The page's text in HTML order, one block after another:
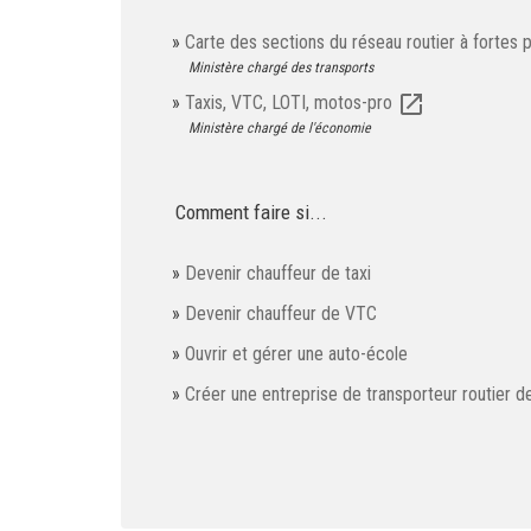
Carte des sections du réseau routier à fortes
Ministère chargé des transports
Taxis, VTC, LOTI, motos-pro open_in_new
Ministère chargé de l'économie
Comment faire si...
Devenir chauffeur de taxi
Devenir chauffeur de VTC
Ouvrir et gérer une auto-école
Créer une entreprise de transporteur routier